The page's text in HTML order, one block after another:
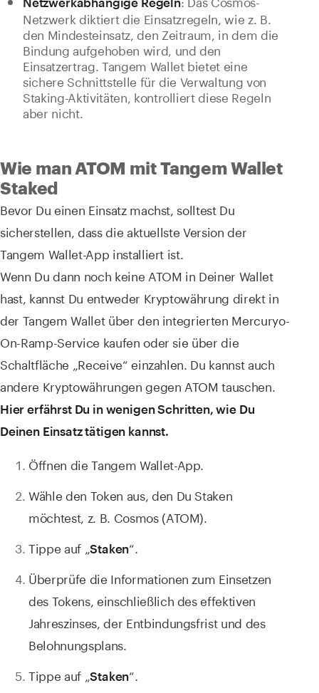
Netzwerk diktiert die Einsatzregeln, wie z. B.
den Mindesteinsatz, den Zeitraum, in dem die
Bindung aufgehoben wird, und den
Einsatzertrag. Tangem Wallet bietet eine
sichere Schnittstelle für die Verwaltung von
Staking-Aktivitäten, kontrolliert diese Regeln
aber nicht.
Wie man ATOM mit Tangem Wallet
Staked
Bevor Du einen Einsatz machst, solltest Du
sicherstellen, dass die aktuellste Version der
Tangem Wallet-App installiert ist.
Wenn Du dann noch keine ATOM in Deiner Wallet
hast, kannst Du entweder Kryptowährung direkt in
der Tangem Wallet über den integrierten Mercuryo-
On-Ramp-Service kaufen oder sie über die
Schaltfläche „Receive“ einzahlen. Du kannst auch
andere Kryptowährungen gegen ATOM tauschen.
Hier erfährst Du in wenigen Schritten, wie Du
Deinen Einsatz tätigen kannst.
Öffnen die Tangem Wallet-App.
Wähle den Token aus, den Du Staken
möchtest, z. B. Cosmos (ATOM).
Tippe auf „Staken“.
Überprüfe die Informationen zum Einsetzen
des Tokens, einschließlich des effektiven
Jahreszinses, der Entbindungsfrist und des
Belohnungsplans.
Tippe auf „Staken“.